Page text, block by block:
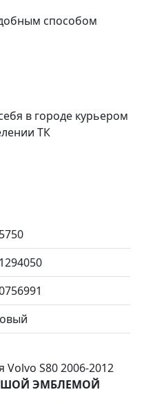
способом
в городе курьером
ТК
Volvo S80 2006-2012
ЭМБЛЕМОЙ